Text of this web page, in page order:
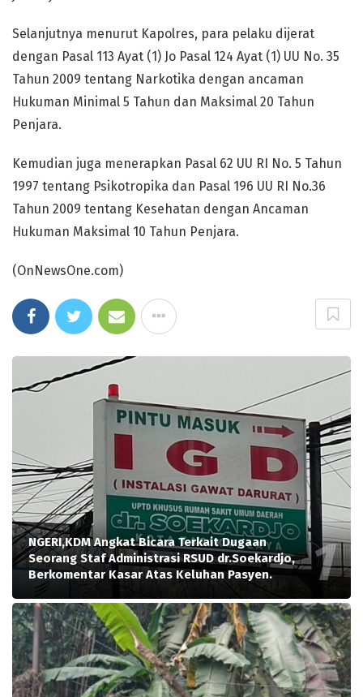
Selanjutnya menurut Kapolres, para pelaku dijerat
dengan Pasal 113 Ayat (1) Jo Pasal 124 Ayat (1) UU No. 35
Tahun 2009 tentang Narkotika dengan ancaman
Hukuman Minimal 5 Tahun dan Maksimal 20 Tahun
Penjara.
Kemudian juga menerapkan Pasal 62 UU RI No. 5 Tahun
1997 tentang Psikotropika dan Pasal 196 UU RI No.36
Tahun 2009 tentang Kesehatan dengan Ancaman
Hukuman Maksimal 10 Tahun Penjara.
(OnNewsOne.com)
NGERI,KDM Angkat Bicara Terkait Dugaan
Seorang Staf Administrasi RSUD dr.Soekardjo,
Berkomentar Kasar Atas Keluhan Pasyen.